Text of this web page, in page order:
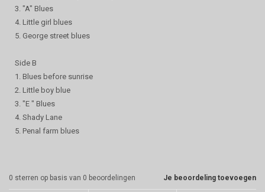
3. "A" Blues
4. Little girl blues
5. George street blues
Side B
1. Blues before sunrise
2. Little boy blue
3. "E " Blues
4. Shady Lane
5. Penal farm blues
Je beoordeling toevoegen
0 sterren op basis van 0 beoordelingen